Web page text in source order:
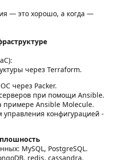
— это хорошо, а когда —
через Terraform.
через Packer.
при помощи Ansible.
примере Ansible Molecule.
управления конфигурацией -
MySQL, PostgreSQL.
redis, cassandra.